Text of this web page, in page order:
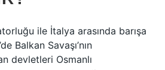
ile İtalya arasında barışa
Balkan Savaşı’nın
devletleri Osmanlı